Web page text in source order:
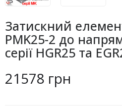
Затискний
PMK25-2 до
серії HGR25 та
21578 грн